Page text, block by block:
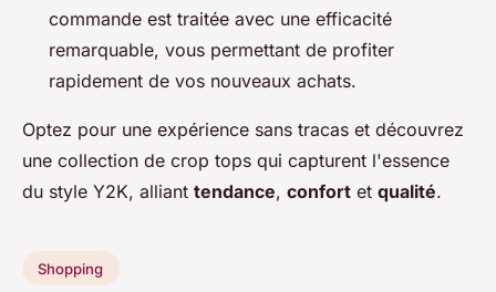
commande est traitée avec une efficacité
remarquable, vous permettant de profiter
rapidement de vos nouveaux achats.
Optez pour une expérience sans tracas et découvrez
une collection de crop tops qui capturent l'essence
du style Y2K, alliant tendance, confort et qualité.
Shopping